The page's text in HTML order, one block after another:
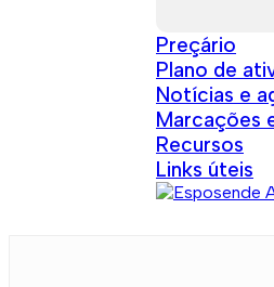
Preçário
Plano de
Notícias e
Marcações
Recursos
Links úteis